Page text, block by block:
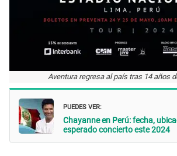
Aventura regresa al país tras 14 años
PUEDES VER:
Chayanne en Perú: fecha,
esperado concierto este 2024